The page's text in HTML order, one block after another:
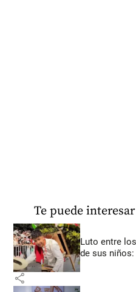
Te puede interesar
Luto entre
de sus
share